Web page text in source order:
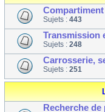
Sujets : 443
Transmission
Sujets : 248
Carrosserie,
Sujets : 251
Recherche de